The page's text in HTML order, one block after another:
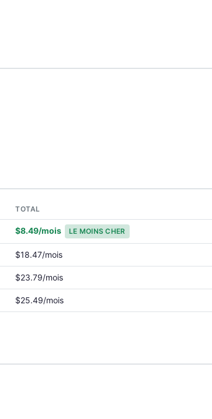
TOTAL
$8.49/mois LE MOINS CHER
$18.47/mois
$23.79/mois
$25.49/mois